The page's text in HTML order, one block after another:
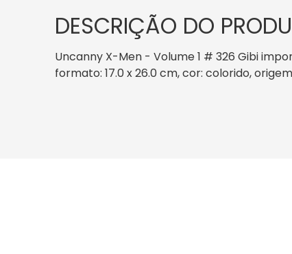
DESCRIÇÃO DO
Uncanny X-Men - Volume 1 # 326 Gibi
formato: 17.0 x 26.0 cm, cor: colorido,